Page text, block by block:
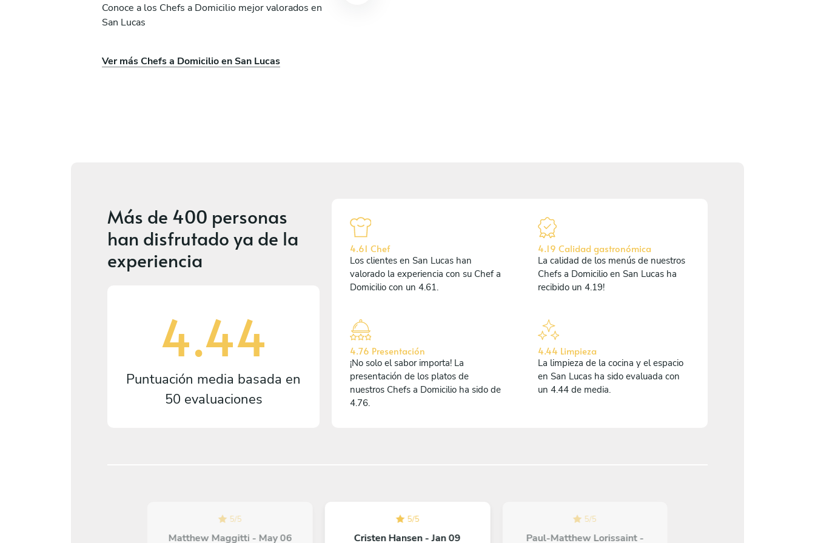
Conoce a los Chefs a Domicilio mejor valorados en
San Lucas
Ver más Chefs a Domicilio en San Lucas
Santiago de Querétaro
Más de 400 personas
han disfrutado ya de la
experiencia
4.44
Puntuación media basada en
50 evaluaciones
4.61 Chef
Los clientes en San Lucas han
valorado la experiencia con su Chef a
Domicilio con un 4.61.
4.19 Calidad gastronómica
La calidad de los menús de nuestros
Chefs a Domicilio en San Lucas ha
recibido un 4.19!
4.76 Presentación
¡No solo el sabor importa! La
presentación de los platos de
nuestros Chefs a Domicilio ha sido de
4.76.
4.44 Limpieza
La limpieza de la cocina y el espacio
en San Lucas ha sido evaluada con
un 4.44 de media.
5/5
Matthew Maggitti - May 06
5/5
Cristen Hansen - Jan 09
5/5
Paul-Matthew Lorissaint -